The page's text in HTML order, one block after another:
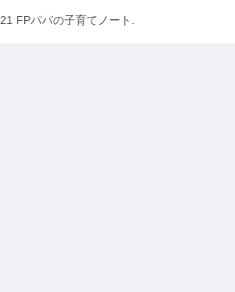
FPパパの子育てノート.